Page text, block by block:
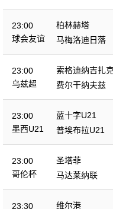
23:00
球会友谊
柏林赫塔
马梅洛迪日落
23:00
乌兹超
索格迪纳吉扎克
费尔干纳夫兹
23:00
墨西U21
蓝十字U21
普埃布拉U21
23:00
哥伦杯
圣塔菲
马达莱纳联
23:30 维尔港